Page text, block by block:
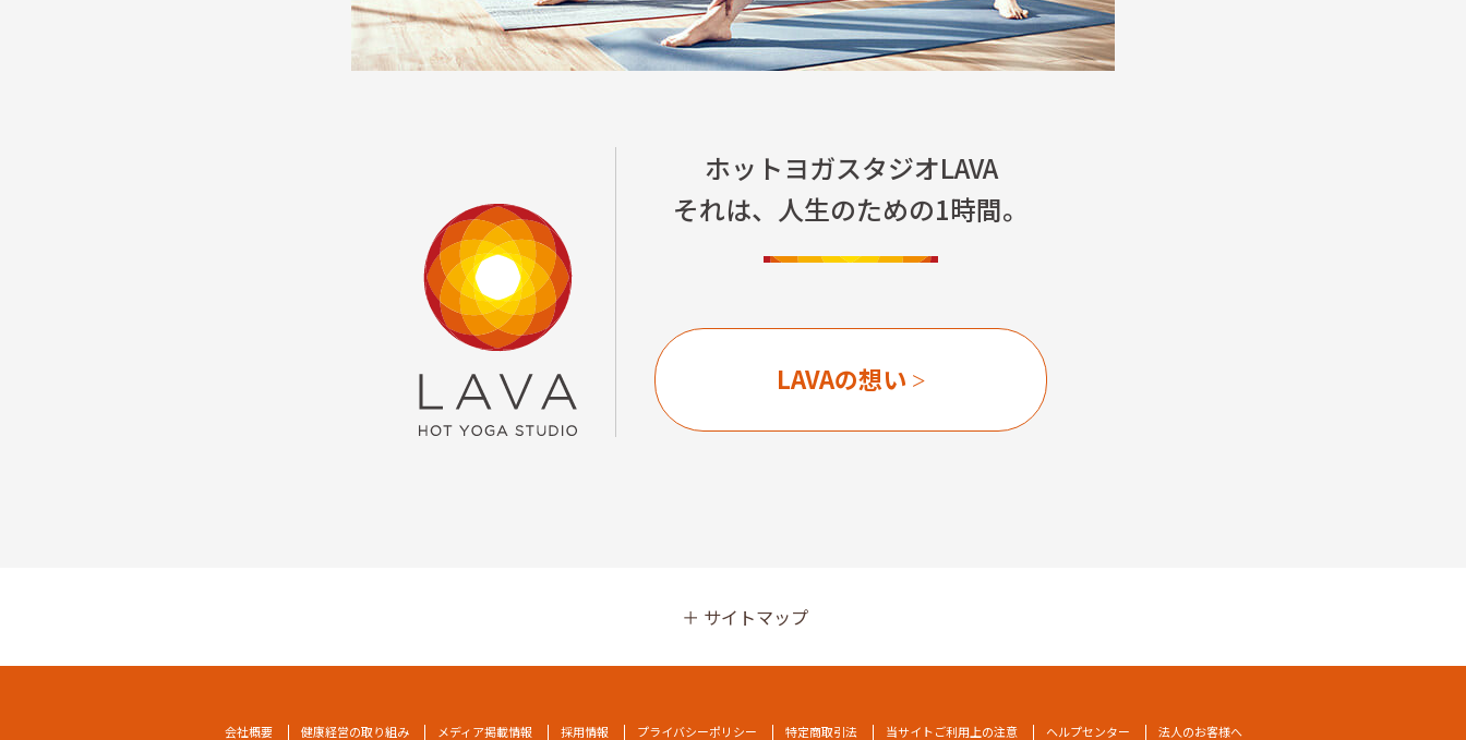
ホットヨガスタジオLAVA
それは、人生のための1時間。
LAVAの想い
サイトマップ
会社概要 健康経営の取り組み メディア掲載情報 採用情報 プライバシーポリシー 特定商取引法 当サイトご利用上の注意 ヘルプセンター 法人のお客様へ